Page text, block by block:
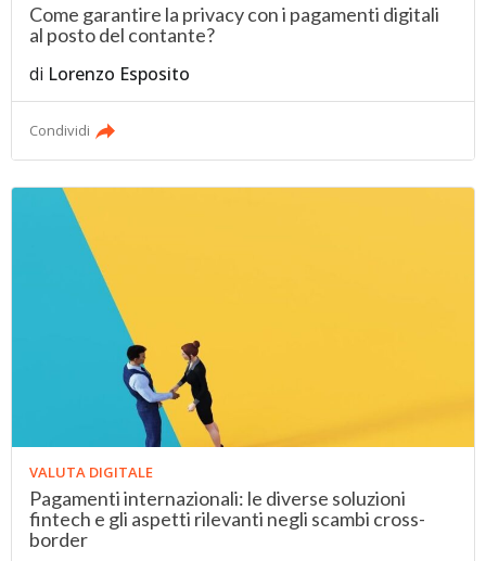
Come garantire la privacy con i pagamenti digitali
al posto del contante?
di Lorenzo Esposito
Condividi
VALUTA DIGITALE
Pagamenti internazionali: le diverse soluzioni
fintech e gli aspetti rilevanti negli scambi cross-
border